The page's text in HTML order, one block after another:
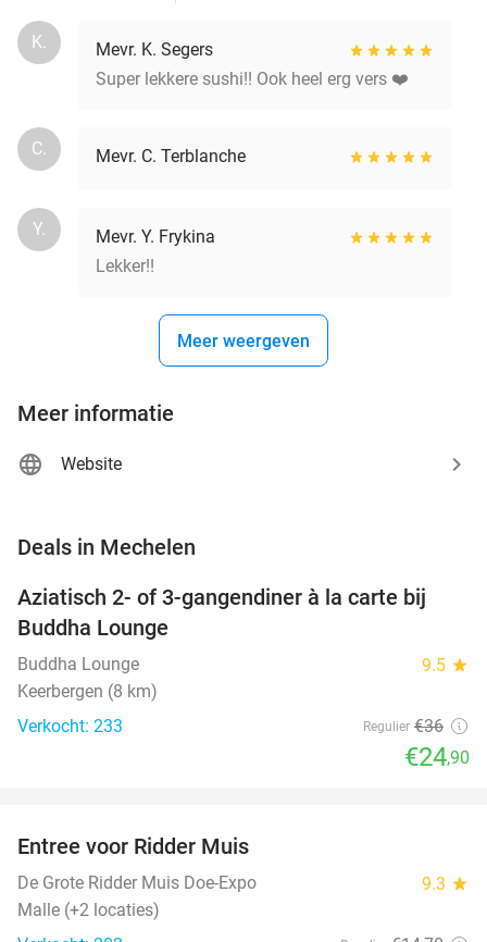
K.
Mevr. K. Segers
Super lekkere sushi!! Ook heel erg vers ❤️
C. Mevr. C. Terblanche
Y.
Mevr. Y. Frykina
Lekker!!
Meer weergeven
Meer informatie
Website
Deals in Mechelen
31%
Aziatisch 2- of 3-gangendiner à la carte bij
Buddha Lounge
Buddha Lounge 9.5 star
Keerbergen (8 km)
Verkocht: 233
Regulier €36
€24,90
TODAY
Entree voor Ridder Muis
De Grote Ridder Muis Doe-Expo 9.3 star
Malle (+2 locaties)